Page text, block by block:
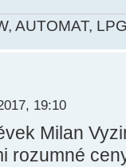
AUTOMAT,
19:10
Milan
rozumné